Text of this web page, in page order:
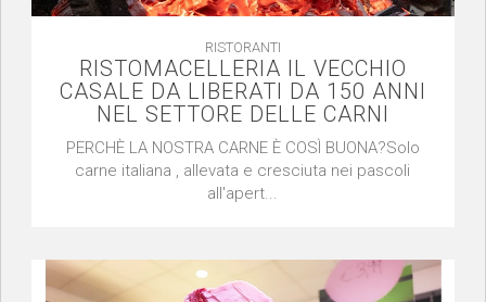
RISTORANTI
RISTOMACELLERIA IL VECCHIO
CASALE DA LIBERATI DA 150 ANNI
NEL SETTORE DELLE CARNI
PERCHÈ LA NOSTRA CARNE È COSÌ BUONA?Solo
carne italiana , allevata e cresciuta nei pascoli
all'apert...